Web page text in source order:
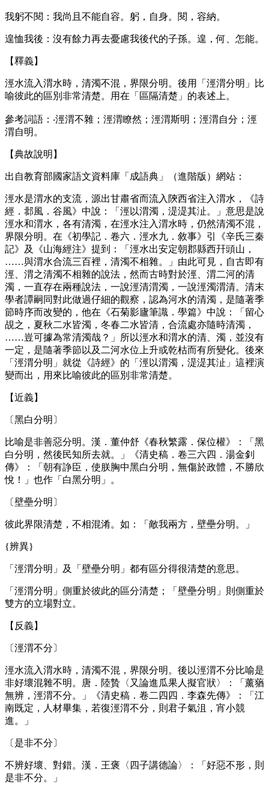
我躬不閱：我尚且不能自容。躬，自身。閱，容納。
遑恤我後：沒有餘力再去憂慮我後代的子孫。遑，何、怎能。
【釋義】
涇水流入渭水時，清濁不混，界限分明。後用「涇渭分明」比
喻彼此的區別非常清楚。用在「區隔清楚」的表述上。
參考詞語：‧涇渭不雜；涇渭瞭然；涇渭斯明；涇渭自分；涇
渭自明。
【典故說明】
出自教育部國家語文資料庫「成語典」（進階版）網站：
涇水是渭水的支流，源出甘肅省而流入陝西省注入渭水，《詩
經．邶風．谷風》中說：「涇以渭濁，湜湜其沚。」意思是說
涇水和渭水，各有清濁，在涇水注入渭水時，仍然清濁不混，
界限分明。在《初學記．卷六．涇水九．敘事》引《辛氏三秦
記》及《山海經注》提到：「涇水出安定朝郡縣西幵頭山，
……與渭水合流三百裡，清濁不相雜。」由此可見，自古即有
涇、渭之清濁不相雜的說法，然而古時對於涇、渭二河的清
濁，一直存在兩種說法，一說涇清渭濁，一說涇濁渭清。清末
學者譚嗣同對此做過仔細的觀察，認為河水的清濁，是隨著季
節時序而改變的，他在《石菊影廬筆識．學篇》中說：「留心
覘之，夏秋二水皆濁，冬春二水皆清，合流處亦隨時清濁，
……豈可據為常清濁哉？」所以涇水和渭水的清、濁，並沒有
一定，是隨著季節以及二河水位上升或乾枯而有所變化。後來
「涇渭分明」就從《詩經》的「涇以渭濁，湜湜其沚」這裡演
變而出，用來比喻彼此的區別非常清楚。
【近義】
〔黑白分明〕
比喻是非善惡分明。漢．董仲舒《春秋繁露．保位權》：「黑
白分明，然後民知所去就。」《清史稿．卷三六四．湯金釗
傳》：「朝有諍臣，使朕胸中黑白分明，無傷於政體，不勝欣
悅！」也作「白黑分明」。
〔壁壘分明〕
彼此界限清楚，不相混淆。如：「敵我兩方，壁壘分明。」
{辨異}
「涇渭分明」及「壁壘分明」都有區分得很清楚的意思。
「涇渭分明」側重於彼此的區分清楚；「壁壘分明」則側重於
雙方的立場對立。
【反義】
〔涇渭不分〕
涇水流入渭水時，清濁不混，界限分明。後以涇渭不分比喻是
非好壞混雜不明。唐．陸贄〈又論進瓜果人擬官狀〉：「薰蕕
無辨，涇渭不分。」《清史稿．卷二四四．李森先傳》：「江
南既定，人材畢集，若復涇渭不分，則君子氣沮，宵小競
進。」
〔是非不分〕
不辨好壞、對錯。漢．王褒〈四子講德論〉：「好惡不形，則
是非不分。」